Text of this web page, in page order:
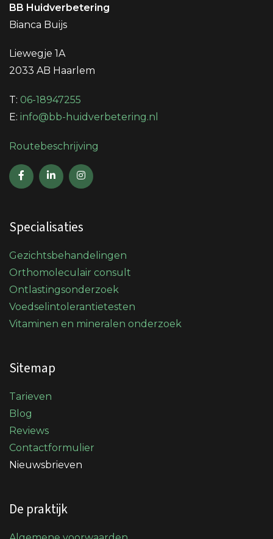
BB Huidverbetering
Bianca Buijs
Liewegje 1A
2033 AB Haarlem
T: 06-18947255
E: info@bb-huidverbetering.nl
Routebeschrijving
Specialisaties
Gezichtsbehandelingen
Orthomoleculair consult
Ontlastingsonderzoek
Voedselintolerantietesten
Vitaminen en mineralen onderzoek
Sitemap
Tarieven
Blog
Reviews
Contactformulier
Nieuwsbrieven
De praktijk